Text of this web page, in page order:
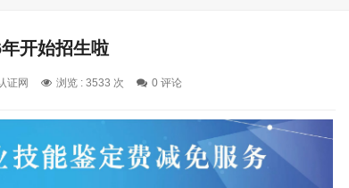
开始招生啦
证网 浏览 : 3533 次 0 评论